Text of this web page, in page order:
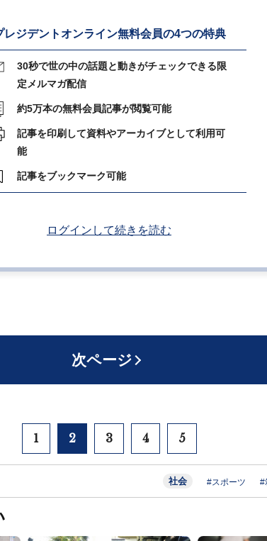
レジデントオンライン無料会員の4つの特典
30秒で世の中の話題と動きがチェックできる限
定メルマガ配信
約5万本の無料会員記事が閲覧可能
記事を印刷して資料やアーカイブとして利用可
能
記事をブックマーク可能
ログインして続きを読む
次ページ
1 2 3 4 5
社会 #スポーツ #